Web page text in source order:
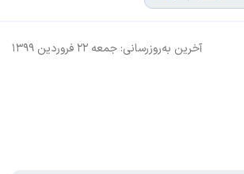
آخرین به‌روزرسانی: جمعه ۲۲ فروردین ۱۳۹۹